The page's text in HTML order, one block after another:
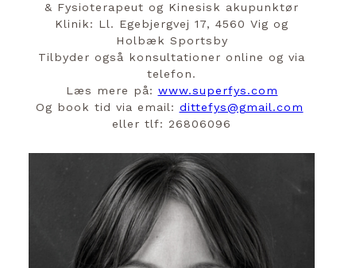
& Fysioterapeut og Kinesisk akupunktør
Klinik: Ll. Egebjergvej 17, 4560 Vig og
Holbæk Sportsby
Tilbyder også konsultationer online og via
telefon.
Læs mere på: www.superfys.com
Og book tid via email: dittefys@gmail.com
eller tlf: 26806096